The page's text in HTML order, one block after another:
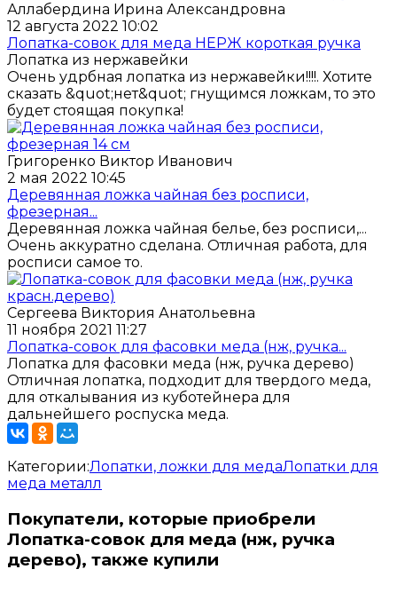
Аллабердина Ирина Александровна
12 августа 2022 10:02
Лопатка-совок для меда НЕРЖ короткая ручка
Лопатка из нержавейки
Очень удрбная лопатка из нержавейки!!!!. Хотите
сказать &quot;нет&quot; гнущимся ложкам, то это
будет стоящая покупка!
Григоренко Виктор Иванович
2 мая 2022 10:45
Деревянная ложка чайная без росписи,
фрезерная...
Деревянная ложка чайная белье, без росписи,...
Очень аккуратно сделана. Отличная работа, для
росписи самое то.
Сергеева Виктория Анатольевна
11 ноября 2021 11:27
Лопатка-совок для фасовки меда (нж, ручка...
Лопатка для фасовки меда (нж, ручка дерево)
Отличная лопатка, подходит для твердого меда,
для откалывания из куботейнера для
дальнейшего роспуска меда.
Категории:Лопатки, ложки для медаЛопатки для
меда металл
Покупатели, которые приобрели
Лопатка-совок для меда (нж, ручка
дерево), также купили